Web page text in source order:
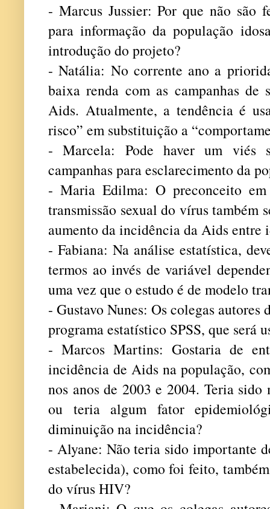
- Marcus Jussier: Por que não são
para informação da população
introdução do projeto?
- Natália: No corrente ano a
baixa renda com as campanhas de
Aids. Atualmente, a tendência é
risco” em substituição a
- Marcela: Pode haver um viés
campanhas para esclarecimento da
- Maria Edilma: O preconceito
transmissão sexual do vírus também
aumento da incidência da Aids entre
- Fabiana: Na análise estatística,
termos ao invés de variável
uma vez que o estudo é de modelo
- Gustavo Nunes: Os colegas
programa estatístico SPSS, que será
- Marcos Martins: Gostaria de
incidência de Aids na população,
nos anos de 2003 e 2004. Teria
ou teria algum fator
diminuição na incidência?
- Alyane: Não teria sido importante
estabelecida), como foi feito,
do vírus HIV?